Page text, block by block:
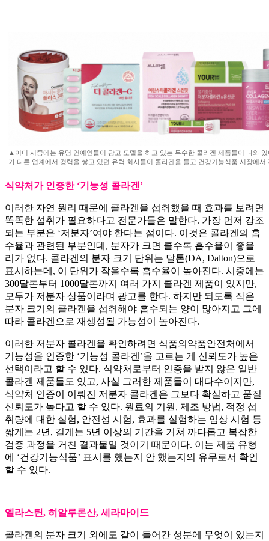
▲이미 시중에는 유명 연예인들이 광고 모델을 하고 있는 무수한 콜라겐 제품들이 나와
가 다른 업계에서 경력을 쌓고 있던 유력 회사들이 콜라겐을 들고 건강기능식품 시장에서
식약처가 인증한 ‘기능성 콜라겐’
이러한 자연 원리 때문에 콜라겐을 섭취했을 때 효과를 보려면
똑똑한 섭취가 필요하다고 전문가들은 말한다. 가장 먼저 강조
되는 부분은 ‘저분자’여야 한다는 점이다. 이것은 콜라겐의 흡
수율과 관련된 부분인데, 분자가 크면 클수록 흡수율이 좋을
리가 없다. 콜라겐의 분자 크기 단위는 달톤(DA, Dalton)으로
표시하는데, 이 단위가 작을수록 흡수율이 높아진다. 시중에는
300달톤부터 1000달톤까지 여러 가지 콜라겐 제품이 있지만,
모두가 저분자 상품이라며 광고를 한다. 하지만 되도록 작은
분자 크기의 콜라겐을 섭취해야 흡수되는 양이 많아지고 그에
따라 콜라겐으로 재생성될 가능성이 높아진다.
이러한 저분자 콜라겐을 확인하려면 식품의약품안전처에서
기능성을 인증한 ‘기능성 콜라겐’을 고르는 게 신뢰도가 높은
선택이라고 할 수 있다. 식약처로부터 인증을 받지 않은 일반
콜라겐 제품들도 있고, 사실 그러한 제품들이 대다수이지만,
식약처 인증이 이뤄진 저분자 콜라겐은 그보다 확실하고 품질
신뢰도가 높다고 할 수 있다. 원료의 기원, 제조 방법, 적정 섭
취량에 대한 실험, 안전성 시험, 효과를 실험하는 임상 시험 등
짧게는 2년, 길게는 5년 이상의 기간을 거쳐 까다롭고 복잡한
검증 과정을 거친 결과물일 것이기 때문이다. 이는 제품 유형
에 ‘건강기능식품’ 표시를 했는지 안 했는지의 유무로서 확인
할 수 있다.
엘라스틴, 히알루론산, 세라마이드
콜라겐의 분자 크기 외에도 같이 들어간 성분에 무엇이 있는지